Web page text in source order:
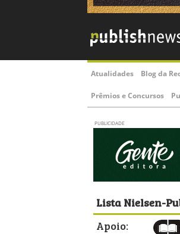
Atualidades Blog da
Prêmios e Concursos
PUBLICIDADE
Lista Nielsen-
Apoio: